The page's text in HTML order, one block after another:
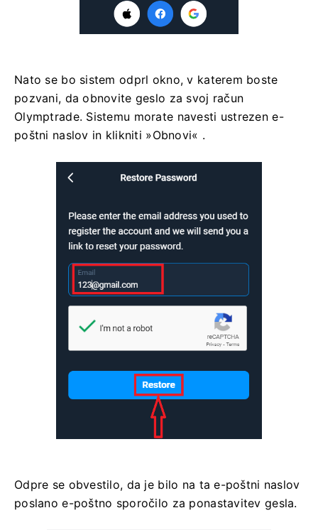
Nato se bo sistem odprl okno, v katerem boste
pozvani, da obnovite geslo za svoj račun
Olymptrade. Sistemu morate navesti ustrezen e-
poštni naslov in klikniti »Obnovi« .
Odpre se obvestilo, da je bilo na ta e-poštni naslov
poslano e-poštno sporočilo za ponastavitev gesla.